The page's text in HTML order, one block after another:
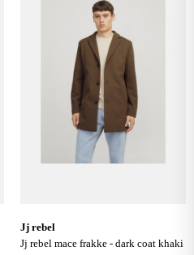
jj rebel
jj rebel mace frakke - dark coat khaki